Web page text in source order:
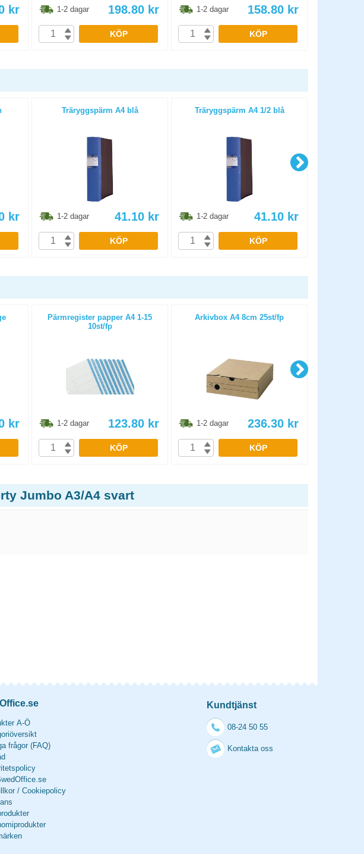
kr 1-2 dagar 198.80 kr
KÖP
1-2 dagar 158.80 kr
KÖP
kr
Träryggspärm A4 blå
1-2 dagar 41.10 kr
KÖP
Träryggspärm A4 1/2 blå
1-2 dagar 41.10 kr
KÖP
kr
Pärmregister papper A4 1-15
10st/fp
1-2 dagar 123.80 kr
KÖP
Arkivbox A4 8cm 25st/fp
1-2 dagar 236.30 kr
KÖP
Jumbo A3/A4 svart
A-Ö
frågor (FAQ)
/ Cookiepolicy
Kundtjänst
08-24 50 55
Kontakta oss